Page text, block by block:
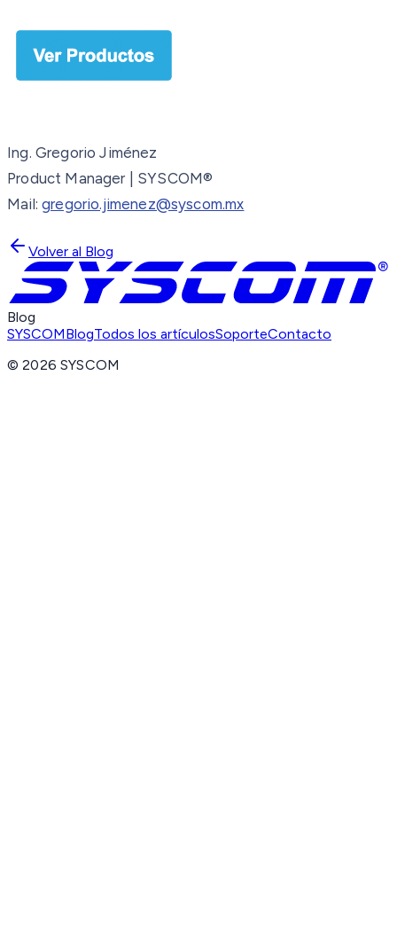
Ing. Gregorio Jiménez
Product Manager | SYSCOM®
Mail:gregorio.jimenez@syscom.mx
Volver al Blog
Blog
SYSCOMBlogTodos los artículosSoporteContacto
©2026 SYSCOM